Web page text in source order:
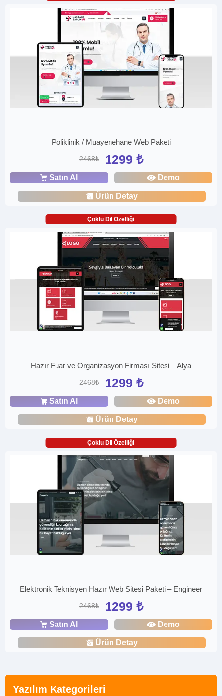
Yazılım Kategorileri
Poliklinik / Muayenehane Web Paketi
2468₺ 1299 ₺
Satın Al Demo
Ürün Detay
Çoklu Dil Özelliği
Hazır Fuar ve Organizasyon Firması Sitesi – Alya
2468₺ 1299 ₺
Satın Al Demo
Ürün Detay
Çoklu Dil Özelliği
Elektronik Teknisyen Hazır Web Sitesi Paketi – Engineer
2468₺ 1299 ₺
Satın Al Demo
Ürün Detay